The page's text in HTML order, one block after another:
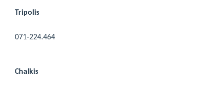
Tripolis
071-224.464
Chalkis